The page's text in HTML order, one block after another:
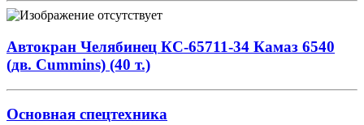
Автокран Челябинец КС-65711-34 Камаз 6540
(дв. Cummins) (40 т.)
Основная спецтехника